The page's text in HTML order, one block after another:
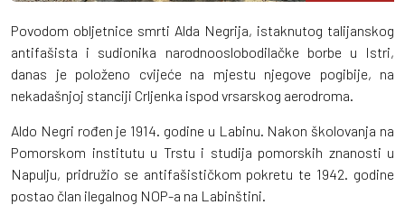
Povodom obljetnice smrti Alda Negrija, istaknutog talijanskog
antifašista i sudionika narodnooslobodilačke borbe u Istri,
danas je položeno cvijeće na mjestu njegove pogibije, na
nekadašnjoj stanciji Crljenka ispod vrsarskog aerodroma.
Aldo Negri rođen je 1914. godine u Labinu. Nakon školovanja na
Pomorskom institutu u Trstu i studija pomorskih znanosti u
Napulju, pridružio se antifašističkom pokretu te 1942. godine
postao član ilegalnog NOP-a na Labinštini.